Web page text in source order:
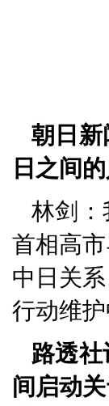
朝日新
日之间
林剑：
首相高
中日关
行动维
路透
间启动